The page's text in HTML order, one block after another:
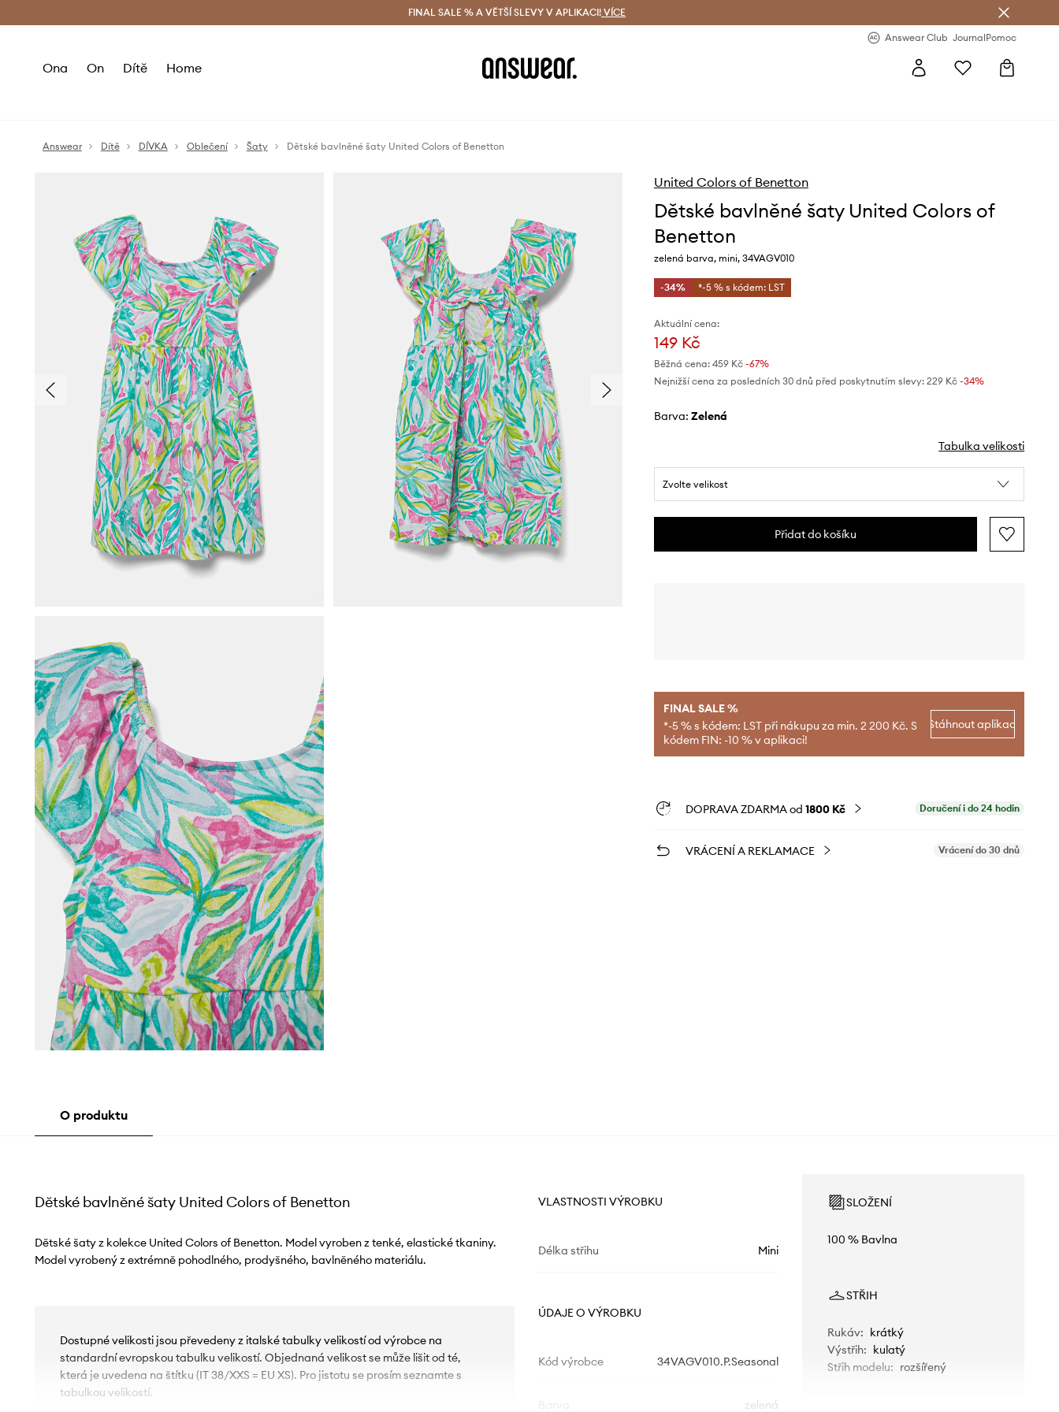
Doručení a vrácení zdarma (od 1800 Kč) Doručení i do 24 h
FINAL SALE % A VĚTŠÍ SLEVY V APLIKACI! VÍCE
Answear Club JournalPomoc
Ona On Dítě Home
Answear Dítě DÍVKA Oblečení Šaty Dětské bavlněné šaty United Colors of Benetton
United Colors of Benetton
Dětské bavlněné šaty United Colors of
Benetton
zelená barva, mini, 34VAGV010
-34% *-5 % s kódem: LST
Aktuální cena:
149 Kč
Běžná cena: 459 Kč-67%
Nejnižší cena za posledních 30 dnů před poskytnutím slevy: 229 Kč -34%
Barva: zelená
Tabulka velikosti
Zvolte velikost
Přidat do košíku
FINAL SALE %
*-5 % s kódem: LST při nákupu za min. 2 200 Kč. S
kódem FIN: -10 % v aplikaci!
Stáhnout aplikaci
DOPRAVA ZDARMA od 1800 Kč Doručení i do 24 hodin
VRÁCENÍ A REKLAMACE Vrácení do 30 dnů
O produktu
Dětské bavlněné šaty United Colors of Benetton
Dětské šaty z kolekce United Colors of Benetton. Model vyroben z tenké, elastické tkaniny.
Model vyrobený z extrémně pohodlného, ​​prodyšného, ​​bavlněného materiálu.
Dostupné velikosti jsou převedeny z italské tabulky velikostí od výrobce na
standardní evropskou tabulku velikostí. Objednaná velikost se může lišit od té,
která je uvedena na štítku (IT 38/XXS = EU XS). Pro jistotu se prosím seznamte s
tabulkou velikostí.
VLASTNOSTI VÝROBKU
Délka střihu Mini
ÚDAJE O VÝROBKU
Kód výrobce 34VAGV010.P.Seasonal
zelená
SLOŽENÍ
100 % Bavlna
STŘIH
Rukáv: krátký
Výstřih: kulatý
Střih modelu: rozšířený